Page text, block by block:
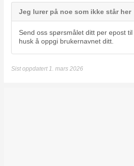
Jeg lurer på noe som ikke står her
Send oss spørsmålet ditt per epost til
husk å oppgi brukernavnet ditt.
Sist oppdatert 1. mars 2026